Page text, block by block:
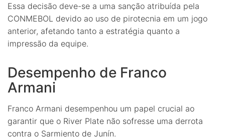
Essa decisão deve-se a uma sanção atribuída pela
CONMEBOL devido ao uso de pirotecnia em um jogo
anterior, afetando tanto a estratégia quanto a
impressão da equipe.
Desempenho de Franco
Armani
Franco Armani desempenhou um papel crucial ao
garantir que o River Plate não sofresse uma derrota
contra o Sarmiento de Junín.